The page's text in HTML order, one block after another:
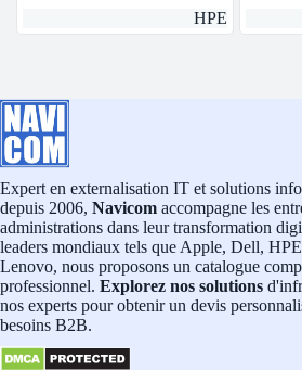
HPE
Expert en externalisation IT et solutions
depuis 2006, Navicom accompagne les
administrations dans leur transformation
leaders mondiaux tels que Apple, Dell,
Lenovo, nous proposons un catalogue
professionnel. Explorez nos solutions
nos experts pour obtenir un devis
besoins B2B.